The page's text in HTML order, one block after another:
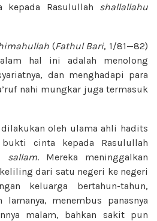
kepada Rasulullah shallallahu
(Fathul Bari, 1/81—82)
hal ini adalah menolong
dan menghadapi para
nahi mungkar juga termasuk
oleh ulama ahli hadits
cinta kepada Rasulullah
sallam. Mereka meninggalkan
dari satu negeri ke negeri
keluarga bertahun-tahun,
menembus panasnya
malam, bahkan sakit pun